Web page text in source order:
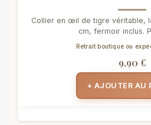
Collier en œil de tigre véritable,
cm, fermoir inclus.
Retrait boutique ou
9,90 €
+ AJOUTER AU